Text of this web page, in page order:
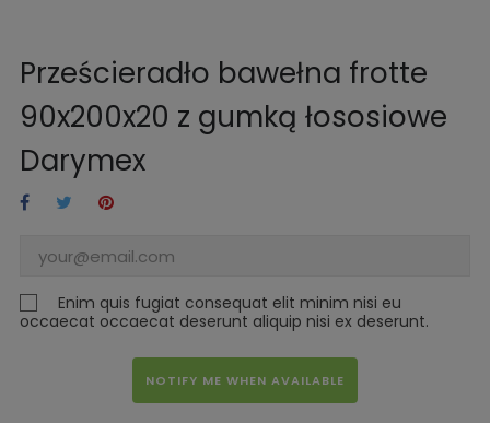
Prześcieradło bawełna frotte
90x200x20 z gumką łososiowe
Darymex
Enim quis fugiat consequat elit minim nisi eu
occaecat occaecat deserunt aliquip nisi ex deserunt.
NOTIFY ME WHEN AVAILABLE